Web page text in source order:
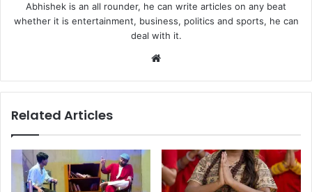
Abhishek is an all rounder, he can write articles on any beat
whether it is entertainment, business, politics and sports, he can
deal with it.
Website
Related Articles